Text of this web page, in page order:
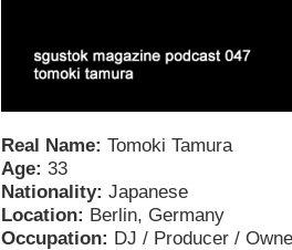
Real Name: Tomoki Tamura
Age: 33
Nationality: Japanese
Location: Berlin, Germany
Occupation: DJ / Producer /